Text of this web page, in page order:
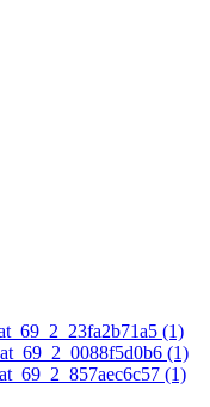
(1)
(1)
(1)